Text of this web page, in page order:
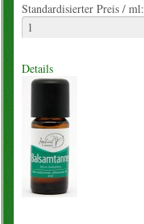
Standardisierter Preis / ml:
Details